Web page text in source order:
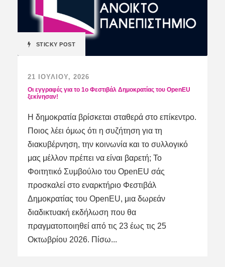
STICKY POST
21 ΙΟΥΛΊΟΥ, 2026
Οι εγγραφές για το 1ο Φεστιβάλ Δημοκρατίας του OpenEU
ξεκίνησαν!
Η δημοκρατία βρίσκεται σταθερά στο επίκεντρο.
Ποιος λέει όμως ότι η συζήτηση για τη
διακυβέρνηση, την κοινωνία και το συλλογικό
μας μέλλον πρέπει να είναι βαρετή; Το
Φοιτητικό Συμβούλιο του OpenEU σάς
προσκαλεί στο εναρκτήριο Φεστιβάλ
Δημοκρατίας του OpenEU, μια δωρεάν
διαδικτυακή εκδήλωση που θα
πραγματοποιηθεί από τις 23 έως τις 25
Οκτωβρίου 2026. Πίσω...